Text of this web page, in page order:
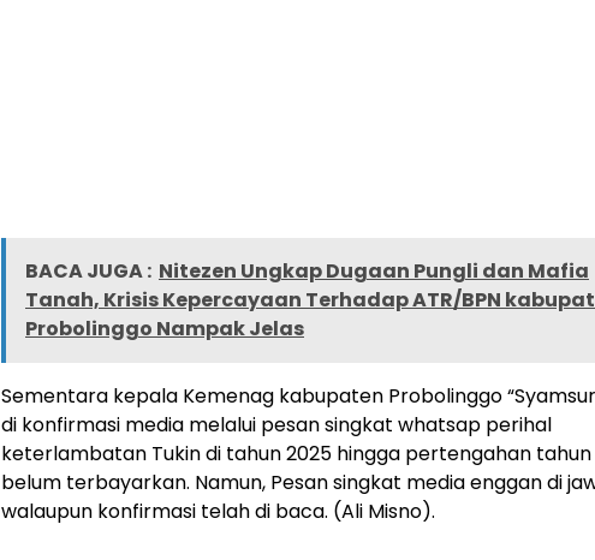
BACA JUGA : Nitezen Ungkap Dugaan Pungli dan Mafia
Tanah, Krisis Kepercayaan Terhadap ATR/BPN
Probolinggo Nampak Jelas
Sementara kepala Kemenag kabupaten Probolinggo
di konfirmasi media melalui pesan singkat whatsap perihal
keterlambatan Tukin di tahun 2025 hingga pertengahan tahun
belum terbayarkan. Namun, Pesan singkat media enggan di
walaupun konfirmasi telah di baca. (Ali Misno).